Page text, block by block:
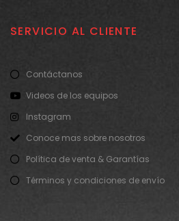
SERVICIO AL CLIENTE
Contáctanos
Videos de los equipos
Instagram
Conoce mas sobre nosotros
Política de venta & Garantías
Términos y condiciones de envío